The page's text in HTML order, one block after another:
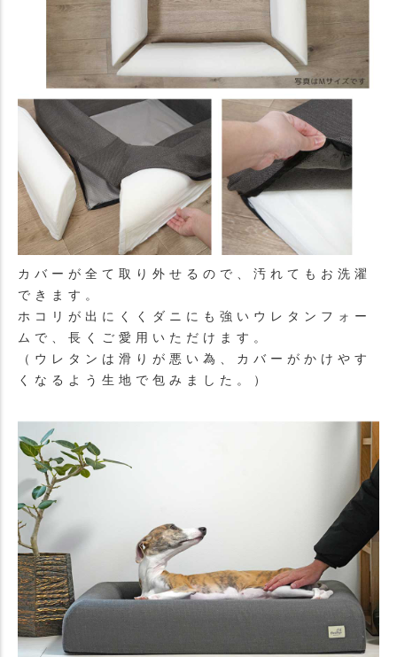
カバーが全て取り外せるので、汚れてもお洗濯
できます。
ホコリが出にくくダニにも強いウレタンフォー
ムで、長くご愛用いただけます。
（ウレタンは滑りが悪い為、カバーがかけやす
くなるよう生地で包みました。）